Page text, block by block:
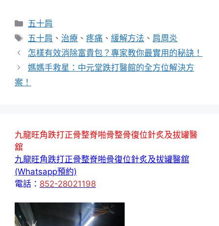
分
類
五十肩
標
籤
五十肩 、 治療 、疼痛 、緩解方法 、 肩周炎
怎樣有效消除富貴包？專家教你最實用的秘訣！
媽媽手救星：中元堂跌打醫館的全方位解決方
案！
九龍旺角跌打正骨整脊啪骨整骨復位針炙及拔罐醫
舘
九龍旺角跌打正骨整脊啪骨復位針炙及拔罐醫舘
(Whatsapp預約)
電話： 852-28021198